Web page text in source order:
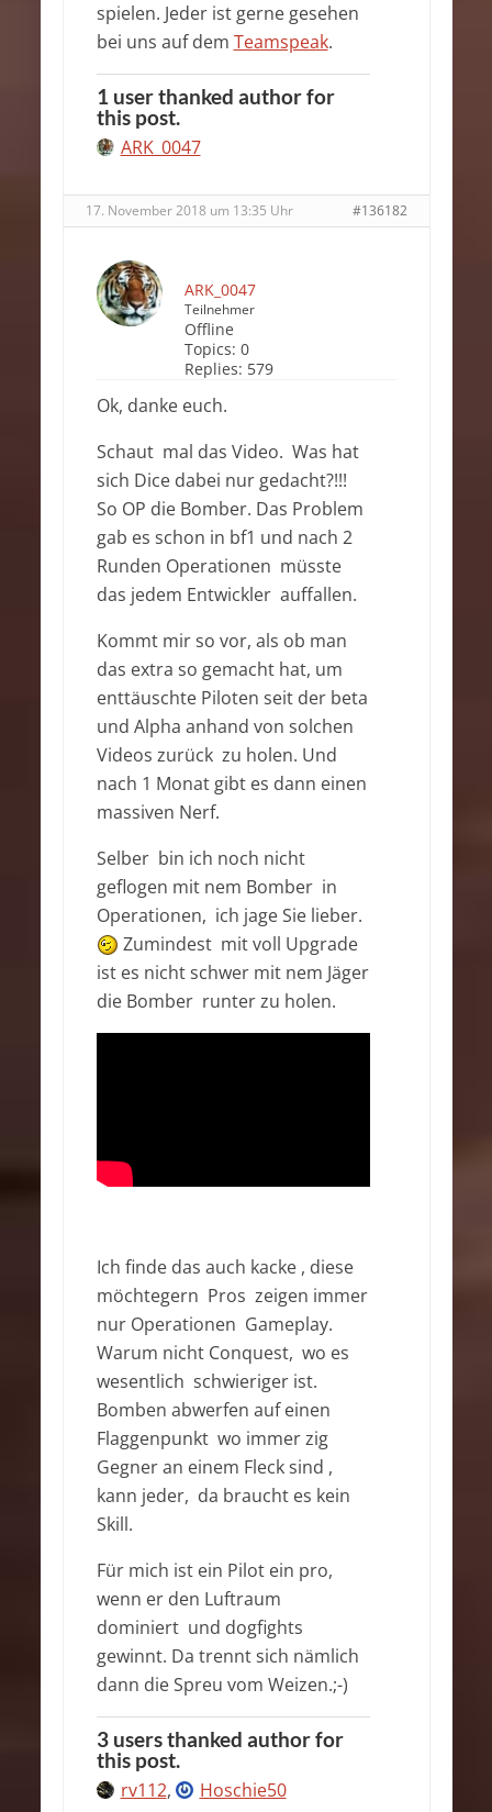
spielen. Jeder ist gerne gesehen
bei uns auf dem Teamspeak.
1 user thanked author for
this post.
ARK_0047
17. November 2018 um 13:35 Uhr #136182
ARK_0047
Teilnehmer
Offline
Topics: 0
Replies: 579
Ok, danke euch.
Schaut mal das Video. Was hat
sich Dice dabei nur gedacht?!!!
So OP die Bomber. Das Problem
gab es schon in bf1 und nach 2
Runden Operationen müsste
das jedem Entwickler auffallen.
Kommt mir so vor, als ob man
das extra so gemacht hat, um
enttäuschte Piloten seit der beta
und Alpha anhand von solchen
Videos zurück zu holen. Und
nach 1 Monat gibt es dann einen
massiven Nerf.
Selber bin ich noch nicht
geflogen mit nem Bomber in
Operationen, ich jage Sie lieber.
Zumindest mit voll Upgrade
ist es nicht schwer mit nem Jäger
die Bomber runter zu holen.
Ich finde das auch kacke , diese
möchtegern Pros zeigen immer
nur Operationen Gameplay.
Warum nicht Conquest, wo es
wesentlich schwieriger ist.
Bomben abwerfen auf einen
Flaggenpunkt wo immer zig
Gegner an einem Fleck sind ,
kann jeder, da braucht es kein
Skill.
Für mich ist ein Pilot ein pro,
wenn er den Luftraum
dominiert und dogfights
gewinnt. Da trennt sich nämlich
dann die Spreu vom Weizen.;-)
3 users thanked author for
this post.
rv112, Hoschie50